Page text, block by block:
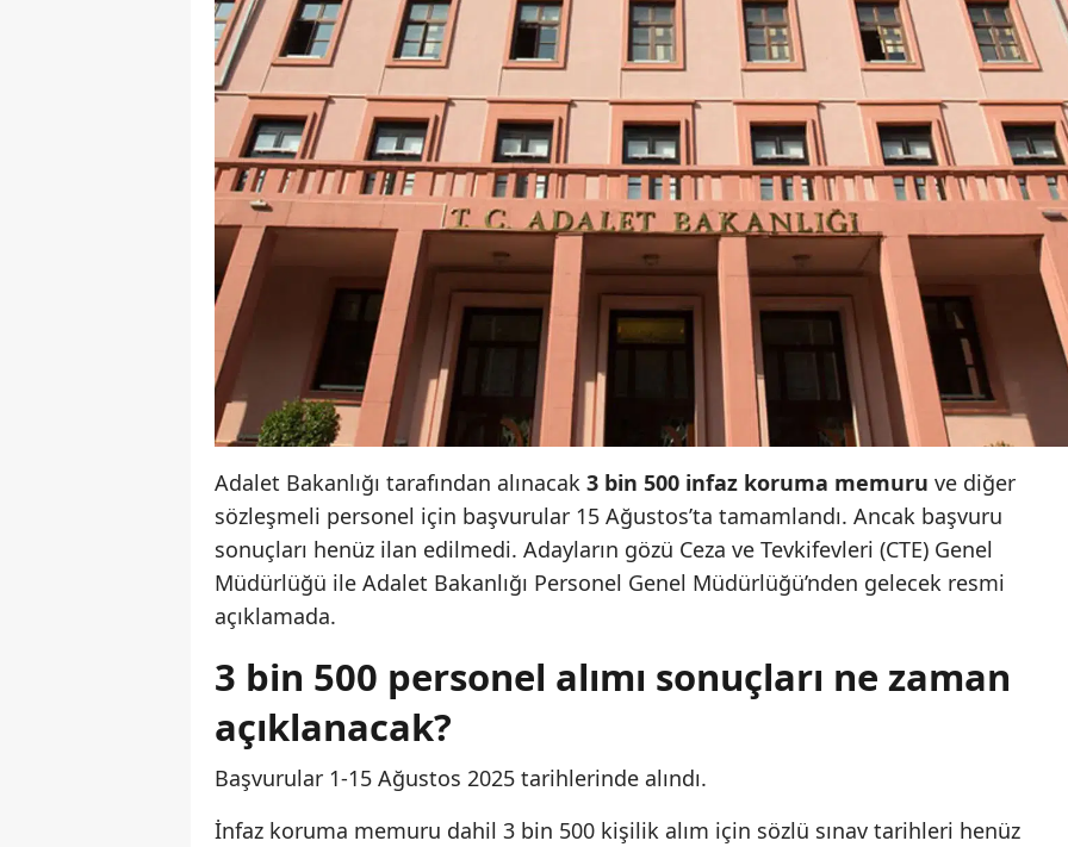
Adalet Bakanlığı tarafından alınacak 3 bin 500 infaz koruma memuru ve diğer
sözleşmeli personel için başvurular 15 Ağustos’ta tamamlandı. Ancak başvuru
sonuçları henüz ilan edilmedi. Adayların gözü Ceza ve Tevkifevleri (CTE) Genel
Müdürlüğü ile Adalet Bakanlığı Personel Genel Müdürlüğü’nden gelecek resmi
açıklamada.
3 bin 500 personel alımı sonuçları ne zaman
açıklanacak?
Başvurular 1-15 Ağustos 2025 tarihlerinde alındı.
İnfaz koruma memuru dahil 3 bin 500 kişilik alım için sözlü sınav tarihleri henüz